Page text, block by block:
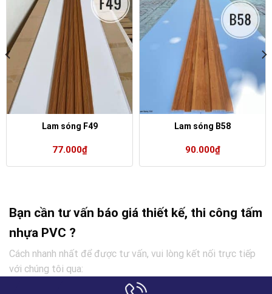
Lam sóng F49
77.000₫
Lam sóng B58
90.000₫
Bạn cần tư vấn báo giá thiết kế, thi công tấm
nhựa PVC ?
Cách nhanh nhất để được tư vấn, vui lòng kết nối trực tiếp
với chúng tôi qua: